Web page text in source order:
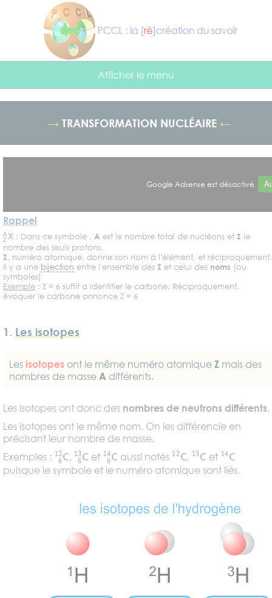
Afficher le menu
→ TRANSFORMATION NUCLÉAIRE ←
Google Adsense est désactivé.
Rappel
Z A: Dans ce symbole , A est le nombre total de nucléons et Z le
nombre des seuls protons.
Z, numéro atomique, donne son nom à l'élément, et réciproquement.
Il y a une bijection entre l'ensemble des Z et celui des noms (ou
symboles)
Exemple : Z = 6 suffit a identifier le carbone. Réciproquement,
évoquer le carbone annonce Z = 6
1. Les isotopes
Les isotopes ont le même numéro atomique Z mais des
nombres de masse A différents.
Les isotopes ont donc des nombres de neutrons différents.
Les isotopes ont le même nom. On les différencie en
précisant leur nombre de masse.
Exemples :
612C
, 613 C
et 614aussi notés 12C, 13C et 14C
puisque le symbole et le numéro atomique sont liés.
Panneau de gestion des cookies